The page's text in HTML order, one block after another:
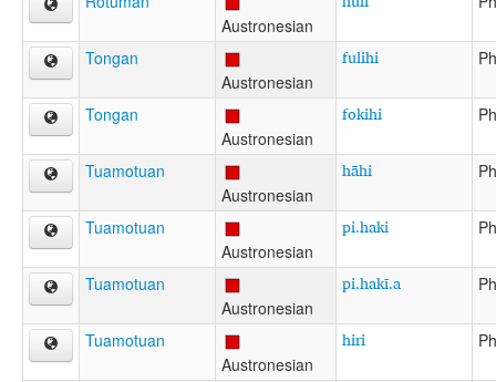
Austronesian
Tongan
Austronesian
fulihi
Tongan
Austronesian
fokihi
Tuamotuan
Austronesian
hāhi
Tuamotuan
Austronesian
pi.haki
Tuamotuan
Austronesian
pi.hakī.a
Tuamotuan
Austronesian
hiri